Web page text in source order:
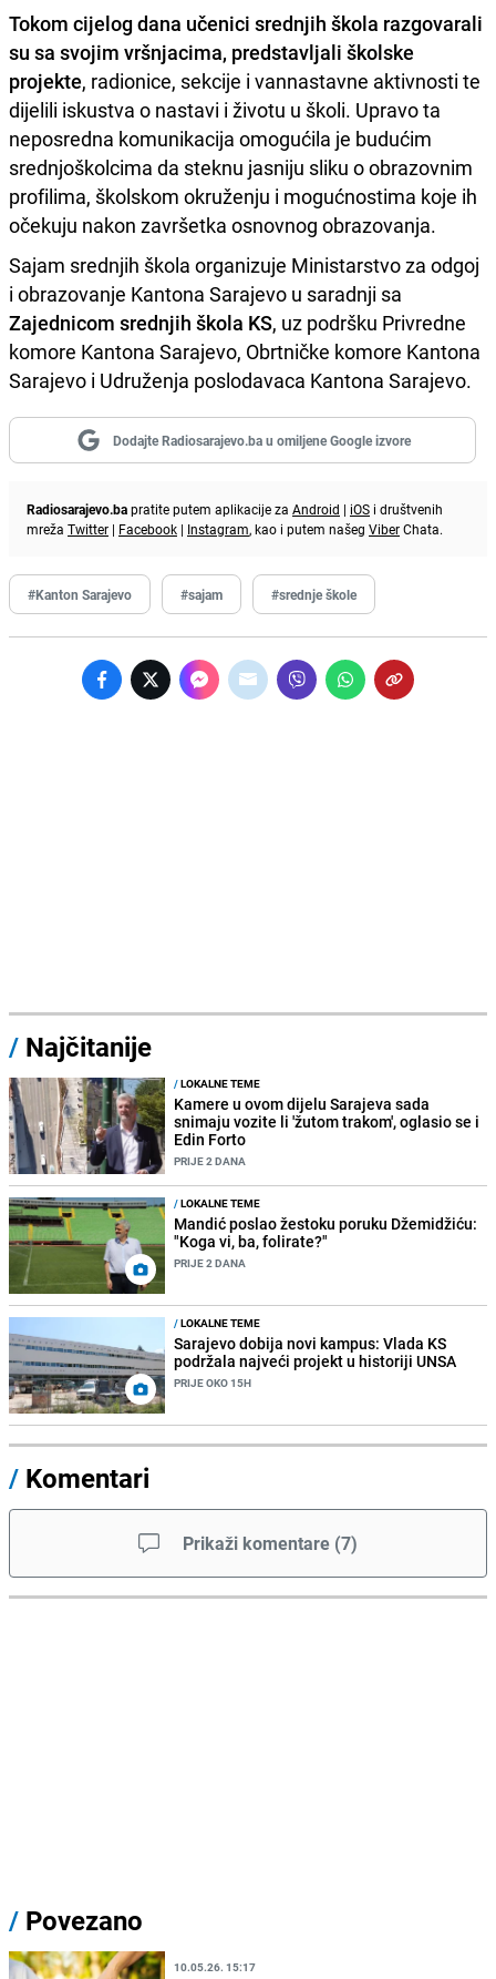
Tokom cijelog dana učenici srednjih škola razgovarali
su sa svojim vršnjacima, predstavljali školske
projekte, radionice, sekcije i vannastavne aktivnosti te
dijelili iskustva o nastavi i životu u školi. Upravo ta
neposredna komunikacija omogućila je budućim
srednjoškolcima da steknu jasniju sliku o obrazovnim
profilima, školskom okruženju i mogućnostima koje ih
očekuju nakon završetka osnovnog obrazovanja.
Sajam srednjih škola organizuje Ministarstvo za odgoj
i obrazovanje Kantona Sarajevo u saradnji sa
Zajednicom srednjih škola KS, uz podršku Privredne
komore Kantona Sarajevo, Obrtničke komore Kantona
Sarajevo i Udruženja poslodavaca Kantona Sarajevo.
Dodajte Radiosarajevo.ba u omiljene Google izvore
Radiosarajevo.bapratite putem aplikacije za Android | iOS i društvenih
mreža Twitter | Facebook | Instagram, kao i putem našeg ViberChata.
#Kanton Sarajevo #sajam #srednje škole
/ Najčitanije
/LOKALNE TEME
Kamere u ovom dijelu Sarajeva sada
snimaju vozite li 'žutom trakom', oglasio se i
Edin Forto
PRIJE 2 DANA
/LOKALNE TEME
Mandić poslao žestoku poruku Džemidžiću:
"Koga vi, ba, folirate?"
PRIJE 2 DANA
/LOKALNE TEME
Sarajevo dobija novi kampus: Vlada KS
podržala najveći projekt u historiji UNSA
PRIJE OKO 15H
/ Komentari
Prikaži komentare (7)
/ Povezano
10.05.26. 15:17